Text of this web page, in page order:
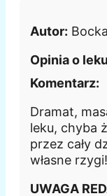
Autor:
Opinia o
Komentarz:
Dramat,
leku, chyba
przez cały
własne rzygi!
UWAGA